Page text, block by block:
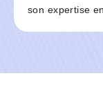
son expertise